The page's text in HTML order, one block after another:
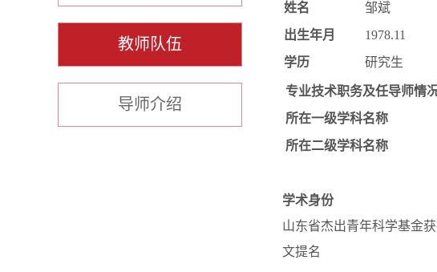
教师队伍
导师介绍
姓名 邹斌
出生年月
1978.11
学历
研究生
专业技术职务及任导师情
所在一级学科名称
所在二级学科名称
学术身份
山东省杰出青年科学基金
文提名